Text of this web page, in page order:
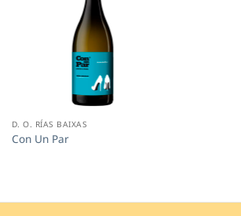
D. O. RÍAS BAIXAS
Con Un Par